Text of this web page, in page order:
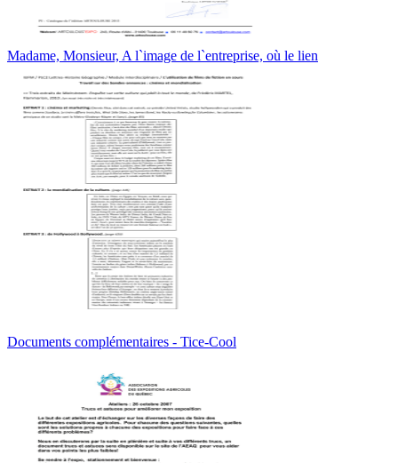
Madame, Monsieur, A l`image de l`entreprise, où le lien
Documents complémentaires - Tice-Cool